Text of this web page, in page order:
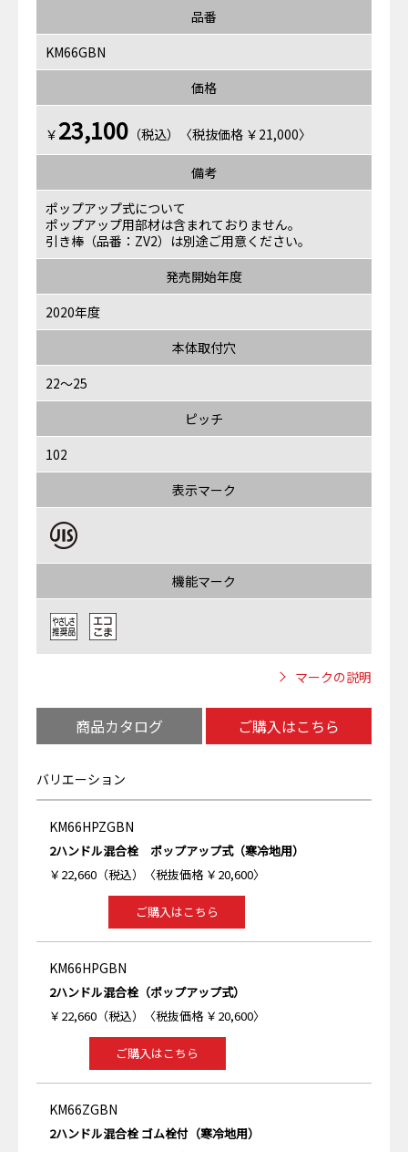
品番
KM66GBN
価格
￥ 23,100 （税込）〈税抜価格 ￥21,000〉
備考
ポップアップ式について
ポップアップ用部材は含まれておりません。
引き棒（品番：ZV2）は別途ご用意ください。
発売開始年度
2020年度
本体取付穴
22～25
ピッチ
102
表示マーク
機能マーク
マークの説明
商品カタログ ご購入はこちら
バリエーション
KM66HPZGBN
2ハンドル混合栓 ポップアップ式（寒冷地用）
￥22,660（税込）〈税抜価格 ￥20,600〉
ご購入はこちら
KM66HPGBN
2ハンドル混合栓（ポップアップ式）
￥22,660（税込）〈税抜価格 ￥20,600〉
ご購入はこちら
KM66ZGBN
2ハンドル混合栓 ゴム栓付（寒冷地用）